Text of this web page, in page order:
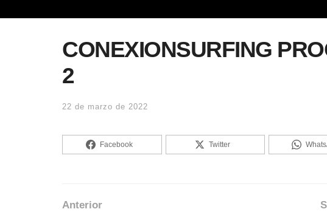
CONEXIONSURFING
2
22 de marzo de 2022
Facebook Twitter
Anterior